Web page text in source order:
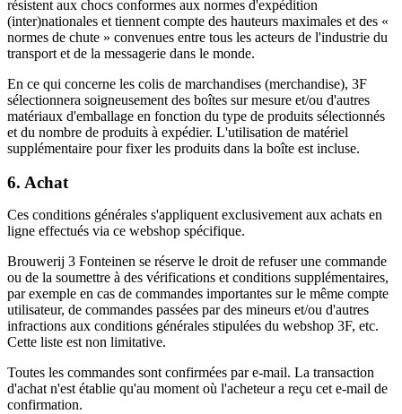
résistent aux chocs conformes aux normes d'expédition
(inter)nationales et tiennent compte des hauteurs maximales et des «
normes de chute » convenues entre tous les acteurs de l'industrie du
transport et de la messagerie dans le monde.
En ce qui concerne les colis de marchandises (merchandise), 3F
sélectionnera soigneusement des boîtes sur mesure et/ou d'autres
matériaux d'emballage en fonction du type de produits sélectionnés
et du nombre de produits à expédier. L'utilisation de matériel
supplémentaire pour fixer les produits dans la boîte est incluse.
6. Achat
Ces conditions générales s'appliquent exclusivement aux achats en
ligne effectués via ce webshop spécifique.
Brouwerij 3 Fonteinen se réserve le droit de refuser une commande
ou de la soumettre à des vérifications et conditions supplémentaires,
par exemple en cas de commandes importantes sur le même compte
utilisateur, de commandes passées par des mineurs et/ou d'autres
infractions aux conditions générales stipulées du webshop 3F, etc.
Cette liste est non limitative.
Toutes les commandes sont confirmées par e-mail. La transaction
d'achat n'est établie qu'au moment où l'acheteur a reçu cet e-mail de
confirmation.